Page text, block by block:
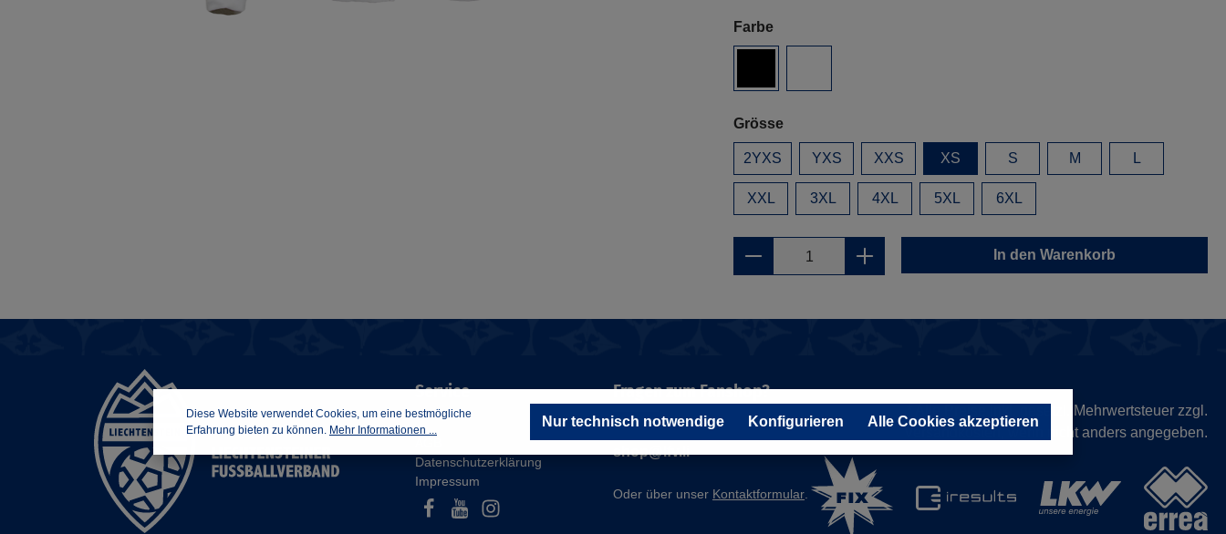
Farbe
Grösse
2YXS YXS XXS XS S M L
XXL 3XL 4XL 5XL 6XL
In den Warenkorb
Service
Datenschutzerklärung
Impressum
Fragen zum Fanshop?
shop@lfv.li
Oder über unser Kontaktformular.
* Alle Preise inkl. gesetzl. Mehrwertsteuer zzgl.
Versandkosten
, wenn nicht anders angegeben.
Diese Website verwendet Cookies, um eine bestmögliche
Erfahrung bieten zu können. Mehr Informationen ...
Nur technisch notwendige Konfigurieren Alle Cookies akzeptieren